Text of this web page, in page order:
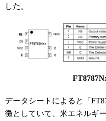
した。
データシートによると「
徴としていて、米エネルギ